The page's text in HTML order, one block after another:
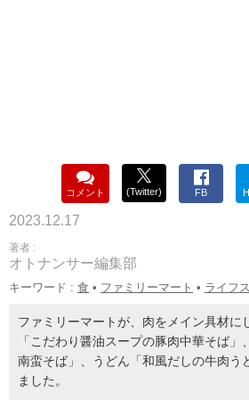
コメント (Twitter) FB
2023.12.17
著者 :
オトナンサー編集部
キーワード : 食 • ファミリーマート • ライフ
ファミリーマートが、肉をメイン具材に
「こだわり醤油スープの豚肉中華そば」
南蛮そば」、うどん「和風だしの牛肉う
ました。